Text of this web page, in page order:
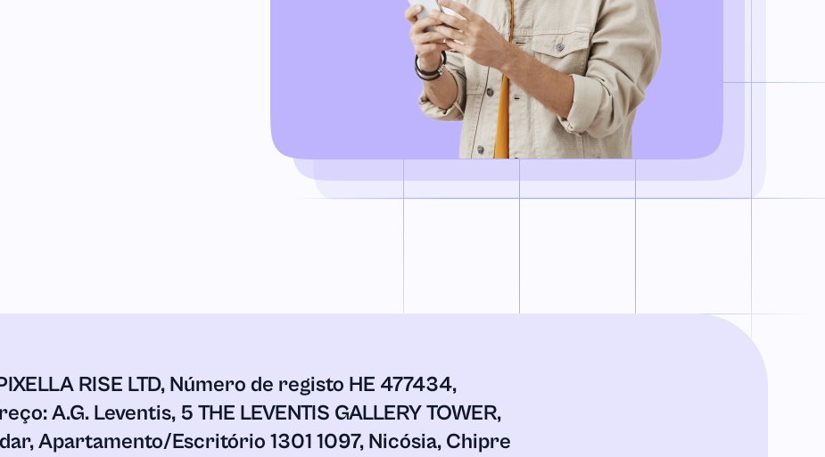
RISE LTD, Número de registo HE 477434,
A.G. Leventis, 5 THE LEVENTIS GALLERY TOWER,
Apartamento/Escritório 1301 1097, Nicósia, Chipre